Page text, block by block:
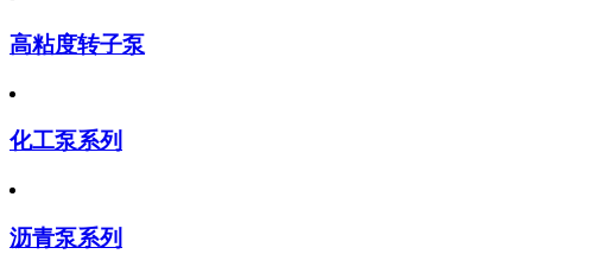
高粘度转子泵
化工泵系列
沥青泵系列